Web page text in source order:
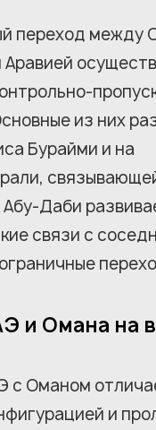
переход между
из них
Бурайми и на
Даби
связи с
и Омана на
с Оманом
и